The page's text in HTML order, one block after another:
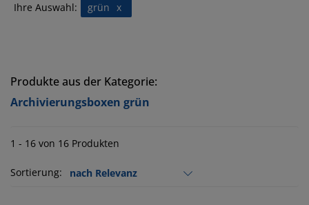
Ihre Auswahl: x
grün
Produkte aus der Kategorie:
Archivierungsboxen grün
1 - 16 von 16 Produkten
Sortierung: